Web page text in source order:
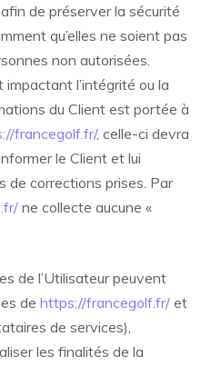
de préserver la sécurité
qu’elles ne soient pas
non autorisées.
l’intégrité ou la
du Client est portée à
francegolf.fr/, celle-ci devra
le Client et lui
de corrections prises. Par
ne collecte aucune «
de l’Utilisateur peuvent
de https://francegolf.fr/ et
de services),
les finalités de la